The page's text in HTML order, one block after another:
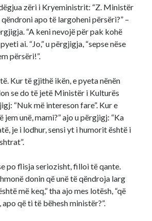
zëri i Kryeministrit: “Z. Ministër
apo të largoheni përsëri?” –
“A keni nevojë për pak kohë
ai. “Jo,” u përgjigja, “sepse nëse
përsëri!”.
Kur të gjithë ikën, e pyeta nënën
se do të jetë Ministër i Kulturës
“Nuk më intereson fare”. Kur e
jem unë, mami?” ajo u përgjigj: “Ka
je i lodhur, sensi yt i humorit është i
po flisja seriozisht, filloi të qante.
donin që unë të qëndroja larg
më keq,” tha ajo mes lotësh, “që
që ti të bëhesh ministër?”.